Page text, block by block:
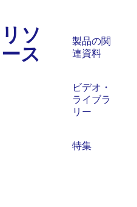
リソ
ース
製品の関
連資料
ビデオ・
ライブラ
リー
特集